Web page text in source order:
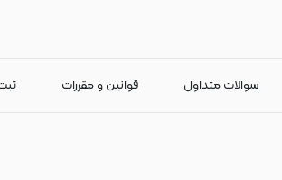
سوالات متداول قوانین و مقررات